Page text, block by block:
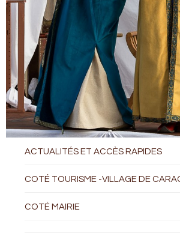
ACTUALITÉS ET ACCÈS RAPIDES
COTÉ TOURISME -VILLAGE DE
COTÉ MAIRIE